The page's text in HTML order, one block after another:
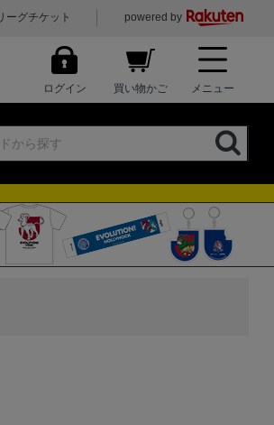
ーグチケット powered by
ログイン 買い物かご メニュー